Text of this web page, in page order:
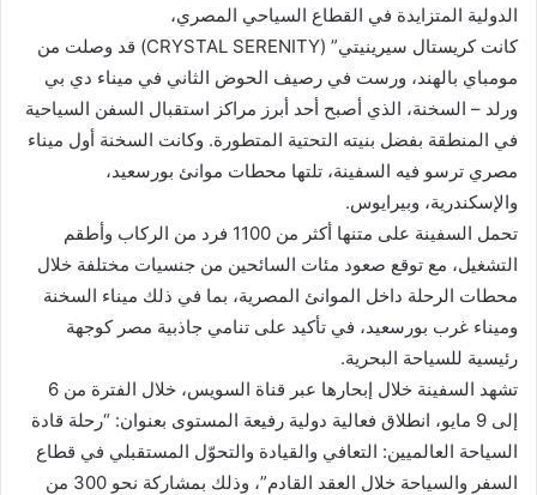
الدولية المتزايدة في القطاع السياحي المصري،
كانت كريستال سيرينيتي” (CRYSTAL SERENITY) قد وصلت من
مومباي بالهند، ورست في رصيف الحوض الثاني في ميناء دي بي
ورلد – السخنة، الذي أصبح أحد أبرز مراكز استقبال السفن السياحية
في المنطقة بفضل بنيته التحتية المتطورة. وكانت السخنة أول ميناء
مصري ترسو فيه السفينة، تلتها محطات موانئ بورسعيد،
والإسكندرية، وبيرايوس.
تحمل السفينة على متنها أكثر من 1100 فرد من الركاب وأطقم
التشغيل، مع توقع صعود مئات السائحين من جنسيات مختلفة خلال
محطات الرحلة داخل الموانئ المصرية، بما في ذلك ميناء السخنة
وميناء غرب بورسعيد، في تأكيد على تنامي جاذبية مصر كوجهة
رئيسية للسياحة البحرية.
تشهد السفينة خلال إبحارها عبر قناة السويس، خلال الفترة من 6
إلى 9 مايو، انطلاق فعالية دولية رفيعة المستوى بعنوان: “رحلة قادة
السياحة العالميين: التعافي والقيادة والتحوّل المستقبلي في قطاع
السفر والسياحة خلال العقد القادم”، وذلك بمشاركة نحو 300 من